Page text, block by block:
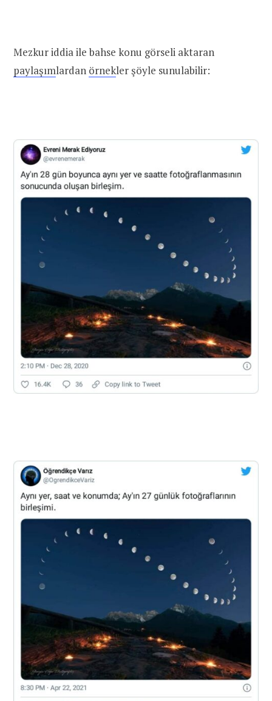
Mezkur iddia ile bahse konu görseli aktaran
paylaşımlardan örnekler şöyle sunulabilir: